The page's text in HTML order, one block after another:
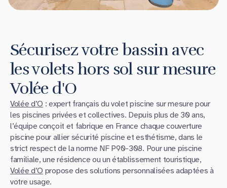
Sécurisez votre bassin avec
les volets hors sol sur mesure
Volée d'O
Volée d’O : expert français du volet piscine sur mesure pour
les piscines privées et collectives. Depuis plus de 30 ans,
l’équipe conçoit et fabrique en France chaque couverture
piscine pour allier sécurité piscine et esthétisme, dans le
strict respect de la norme NF P90-308. Pour une piscine
familiale, une résidence ou un établissement touristique,
Volée d’O propose des solutions personnalisées adaptées à
votre usage.